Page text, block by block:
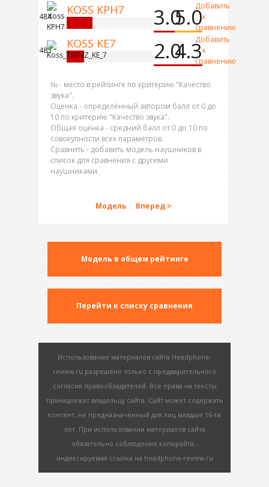
484 KOSS KPH7 3.05.0Добавить
к
сравнению
485 KOSS KE7 2.04.3Добавить
к
сравнению
№ - место в рейтинге по критерию "Качество
звука".
Оценка - определённый автором балл от 0 до
10 по критерию "Качество звука".
Общая оценка - средний балл от 0 до 10 по
совокупности всех параметров.
Сравнить - добавить модель наушников в
список для сравнения с другими
наушниками.
Модель Вперед >
Модель в общем рейтинге
Перейти к списку сравнения
Использование материалов сайта Headphone-
review.ru разрешено только с предварительного
согласия правообладателей. Все права на тексты
принадлежат владельцу сайта. Сайт может содержать
контент, не предназначенный для лиц младше 16-ти
лет. При использовании материалов сайта
обязательно соблюдение копирайта -
индексируемая ссылка на headphone-review.ru